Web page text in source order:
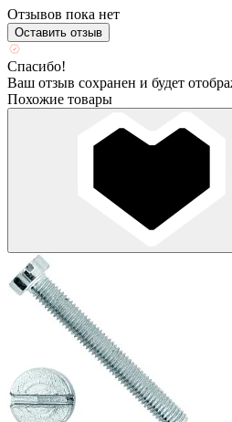
Отзывов пока нет
Оставить отзыв
Спасибо!
Ваш отзыв сохранен и будет
Похожие товары